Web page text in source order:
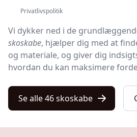
konstrueret til at imødekomme
Vi dykker ned i de
skoskabe, hjælper dig med at
og materiale, og giver dig
hvordan du kan maksimere
Se alle 46 skoskabe
Privatlivspolitik